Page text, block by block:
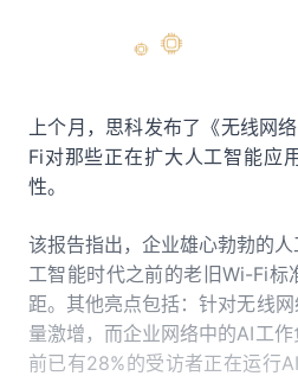
上个月，思科发布了《无线网
Fi对那些正在扩大人工智能应
性。
该报告指出，企业雄心勃勃的
工智能时代之前的老旧Wi-Fi标
距。其他亮点包括：针对无线
量激增，而企业网络中的AI工
前已有28%的受访者正在运行